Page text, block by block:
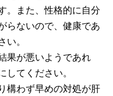
。また、性格的に自分
らないので、健康であ
い。
果が悪いようであれ
してください。
構わず早めの対処が肝